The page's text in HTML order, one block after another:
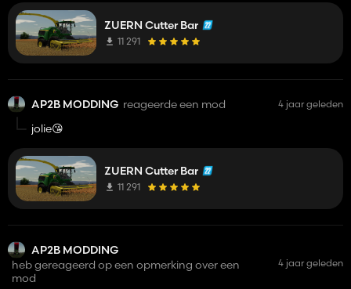
ZUERN Cutter Bar
11 291
AP2B MODDING reageerde een mod 4 jaar geleden
jolie😘
ZUERN Cutter Bar
11 291
AP2B MODDING
heb gereageerd op een opmerking over een
mod
4 jaar geleden